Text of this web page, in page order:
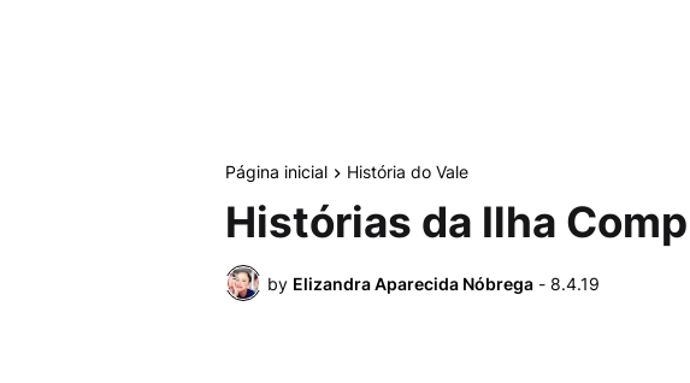
Página inicial História do Vale
Histórias da Ilha
by Elizandra Aparecida Nóbrega - 8.4.19